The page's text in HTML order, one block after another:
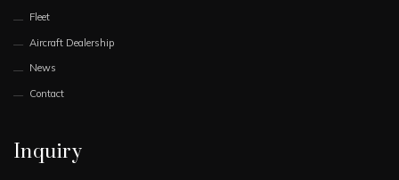
Fleet
Aircraft Dealership
News
Contact
Inquiry